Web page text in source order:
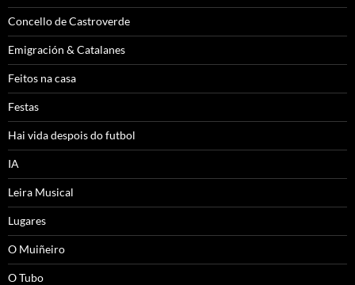
Concello de Castroverde
Emigración & Catalanes
Feitos na casa
Festas
Hai vida despois do futbol
IA
Leira Musical
Lugares
O Muiñeiro
O Tubo